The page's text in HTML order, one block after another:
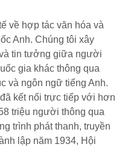
về hợp tác văn hóa và
Anh. Chúng tôi xây
tin tưởng giữa người
gia khác thông qua
và ngôn ngữ tiếng Anh.
kết nối trực tiếp với hơn
triệu người thông qua
trình phát thanh, truyền
lập năm 1934, Hội